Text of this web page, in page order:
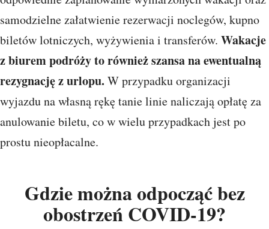
samodzielne załatwienie rezerwacji noclegów, kupno
biletów lotniczych, wyżywienia i transferów. Wakacje
z biurem podróży to również szansa na ewentualną
rezygnację z urlopu. W przypadku organizacji
wyjazdu na własną rękę tanie linie naliczają opłatę za
anulowanie biletu, co w wielu przypadkach jest po
prostu nieopłacalne.
Gdzie można odpocząć bez
obostrzeń COVID-19?